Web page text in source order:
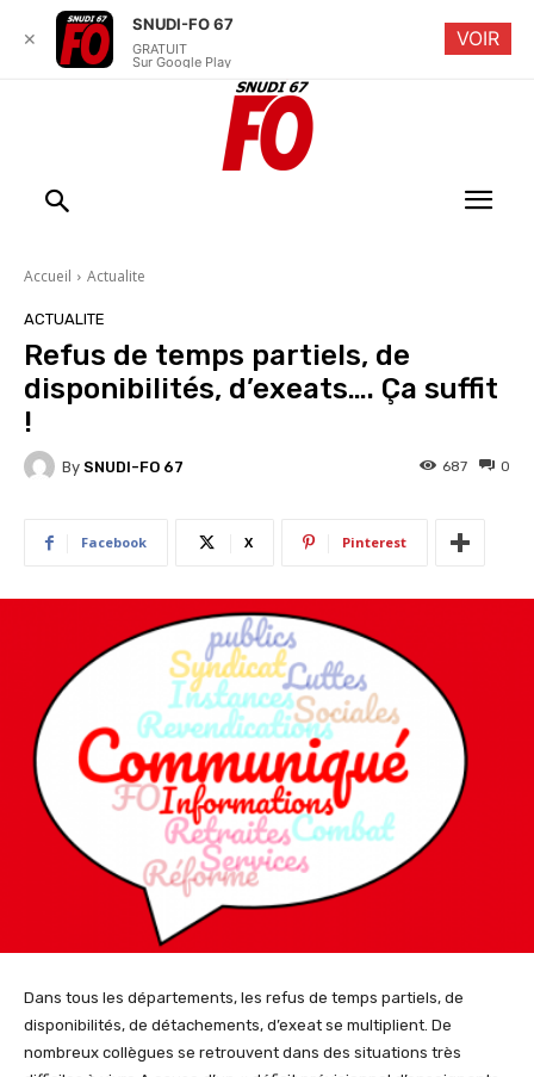
Accueil Actualite
ACTUALITE
Refus de temps partiels, de
disponibilités, d’exeats…. Ça suffit
!
By SNUDI-FO 67 0
687
Facebook X Pinterest
Dans tous les départements, les refus de temps partiels, de
disponibilités, de détachements, d’exeat se multiplient. De
nombreux collègues se retrouvent dans des situations très
✕
SNUDI-FO 67
GRATUIT
Sur Google Play
VOIR